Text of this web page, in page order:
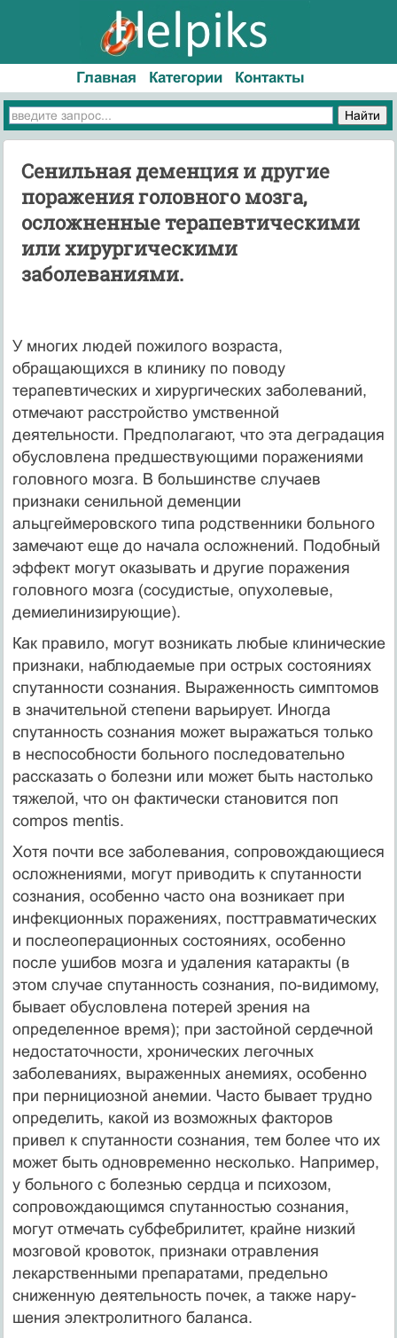
Главная Категории Контакты
Сенильная деменция и другие
поражения головного мозга,
осложненные терапевтическими
или хирургическими
заболеваниями.
У многих людей пожилого возраста,
обращающихся в клинику по поводу
терапевтических и хирургических заболеваний,
отмечают расстройство умственной
деятельности. Предполагают, что эта деградация
обусловлена предшествующими поражениями
головного моз­га. В большинстве случаев
признаки сенильной деменции
альцгеймеровского типа родственники больного
замечают еще до начала осложнений. Подобный
эффект могут оказывать и другие поражения
головного мозга (сосудистые, опухолевые,
демиелинизирующие).
Как правило, могут возникать любые клинические
признаки, наблюдаемые при острых состояниях
спутанности сознания. Выраженность симптомов
в значи­тельной степени варьирует. Иногда
спутанность сознания может выражаться только
в неспособности больного последовательно
рассказать о болезни или может быть настолько
тяжелой, что он фактически становится поп
compos mentis.
Хотя почти все заболевания, сопровождающиеся
осложнениями, могут при­водить к спутанности
сознания, особенно часто она возникает при
инфекционных поражениях, посттравматических
и послеоперационных состояниях, особенно
после ушибов мозга и удаления катаракты (в
этом случае спутанность сознания, по-видимому,
бывает обусловлена потерей зрения на
определенное время); при застойной сердечной
недостаточности, хронических легочных
заболеваниях, выра­женных анемиях, особенно
при пернициозной анемии. Часто бывает трудно
опре­делить, какой из возможных факторов
привел к спутанности сознания, тем более что их
может быть одновременно несколько. Например,
у больного с болезнью сердца и психозом,
сопровождающимся спутанностью сознания,
могут отмечать субфебрилитет, крайне низкий
мозговой кровоток, признаки отравления
лекарст­венными препаратами, предельно
сниженную деятельность почек, а также нару­
шения электролитного баланса.